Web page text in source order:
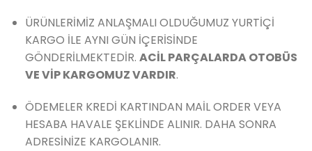
ÜRÜNLERİMİZ ANLAŞMALI OLDUĞUMUZ YURTİÇİ
KARGO İLE AYNI GÜN İÇERİSİNDE
GÖNDERİLMEKTEDİR. ACİL PARÇALARDA OTOBÜS
VE VİP KARGOMUZ VARDIR.
ÖDEMELER KREDİ KARTINDAN MAİL ORDER VEYA
HESABA HAVALE ŞEKLİNDE ALINIR. DAHA SONRA
ADRESİNİZE KARGOLANIR.